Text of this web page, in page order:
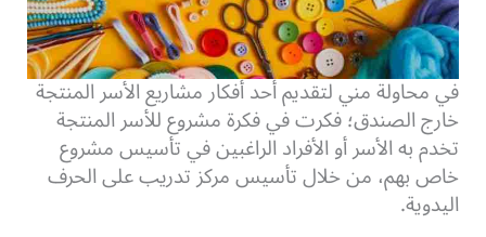
في محاولة مني لتقديم أحد أفكار مشاريع الأسر المنتجة
خارج الصندق؛ فكرت في فكرة مشروع للأسر المنتجة
تخدم به الأسر أو الأفراد الراغبين في تأسيس مشروع
خاص بهم، من خلال تأسيس مركز تدريب على الحرف
اليدوية.